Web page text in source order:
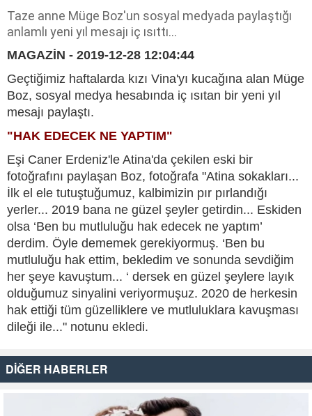
Taze anne Müge Boz'un sosyal medyada paylaştığı
anlamlı yeni yıl mesajı iç ısıttı...
MAGAZİN - 2019-12-28 12:04:44
Geçtiğimiz haftalarda kızı Vina'yı kucağına alan Müge
Boz, sosyal medya hesabında iç ısıtan bir yeni yıl
mesajı paylaştı.
"HAK EDECEK NE YAPTIM"
Eşi Caner Erdeniz'le Atina'da çekilen eski bir
fotoğrafını paylaşan Boz, fotoğrafa "Atina sokakları...
İlk el ele tutuştuğumuz, kalbimizin pır pırlandığı
yerler... 2019 bana ne güzel şeyler getirdin... Eskiden
olsa ‘Ben bu mutluluğu hak edecek ne yaptım’
derdim. Öyle dememek gerekiyormuş. ‘Ben bu
mutluluğu hak ettim, bekledim ve sonunda sevdiğim
her şeye kavuştum... ‘ dersek en güzel şeylere layık
olduğumuz sinyalini veriyormuşuz. 2020 de herkesin
hak ettiği tüm güzelliklere ve mutluluklara kavuşması
dileği ile..." notunu ekledi.
DİĞER HABERLER